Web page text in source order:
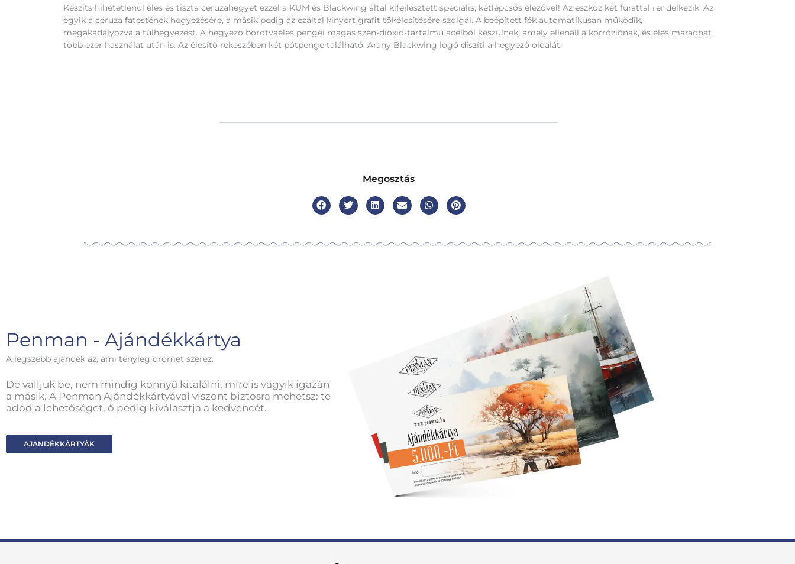
Készíts hihetetlenül éles és tiszta ceruzahegyet ezzel a KUM és Blackwing által kifejlesztett speciális, kétlépcsős élezővel! Az eszköz két furattal rendelkezik. Az
egyik a ceruza fatestének hegyezésére, a másik pedig az ezáltal kinyert grafit tökélesítésére szolgál. A beépített fék automatikusan működik,
megakadályozva a túlhegyezést. A hegyező borotvaéles pengéi magas szén-dioxid-tartalmú acélból készülnek, amely ellenáll a korróziónak, és éles maradhat
több ezer használat után is. Az élesítő rekeszében két pótpenge található. Arany Blackwing logó díszíti a hegyező oldalát.
Megosztás
Penman - Ajándékkártya
A legszebb ajándék az, ami tényleg örömet szerez.
De valljuk be, nem mindig könnyű kitalálni, mire is vágyik igazán
a másik. A Penman Ajándékkártyával viszont biztosra mehetsz: te
adod a lehetőséget, ő pedig kiválasztja a kedvencét.
AJÁNDÉKKÁRTYÁK